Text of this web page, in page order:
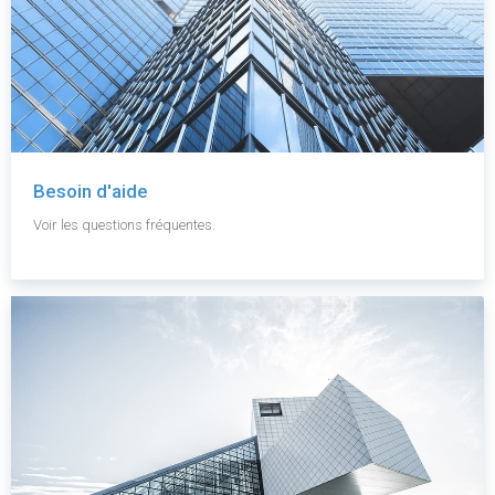
Besoin d'aide
Voir les questions fréquentes.